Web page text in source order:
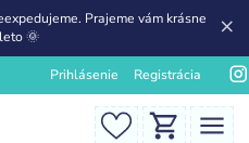
Prajeme vám krásne
🌞
Prihlásenie Registrácia